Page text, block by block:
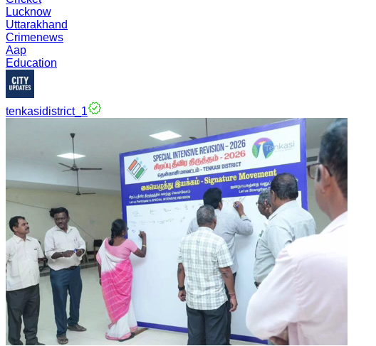
Lucknow
Uttarakhand
Crimenews
Aap
Education
tenkasidistrict_1